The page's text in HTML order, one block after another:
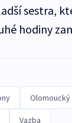
sestra,
hodiny
Olomoucký
Vazba